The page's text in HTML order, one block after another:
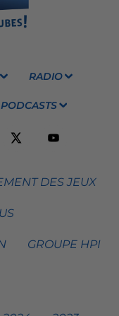
RADIO
PODCASTS
DES JEUX
GROUPE HPI